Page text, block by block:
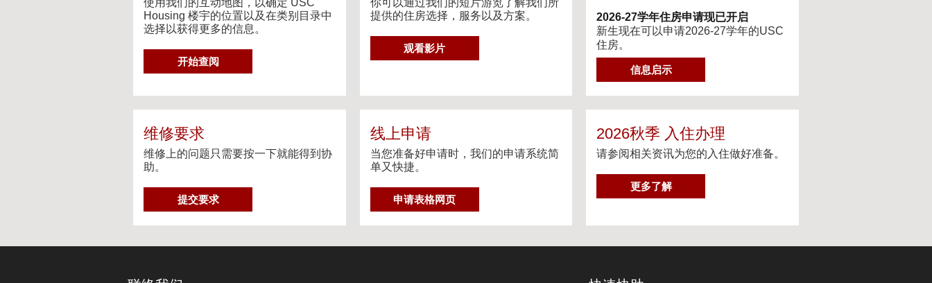
v
e
使用我们的互动地图，以确定 USC
Housing 楼宇的位置以及在类别目录中
选择以获得更多的信息。
G
O
N
T
E
A
C
T
I
开始查阅
d
你可以通过我们的短片游览了解我们所
提供的住房选择，服务以及方案。
G
O
U
S
I
N
G
V
I
D
观看影片
2026-27学年住房申请现已开启
新生现在可以申请2026-27学年的USC
住房。
阅读更多
阅读更多
Gateway房源-住房续约程序UHR
约程序中可用。
阅读更多
流媒体服务
信息启示
维修要求
维修上的问题只需要按一下就能得到协
助。
提交要求维
修
要
线上申请
当您准备好申请时，我们的申请系统简
单又快捷。
申请表格网页
2026秋季 入住办理
请参阅相关资讯为您的入住做好准备。
更多了解2
0
6